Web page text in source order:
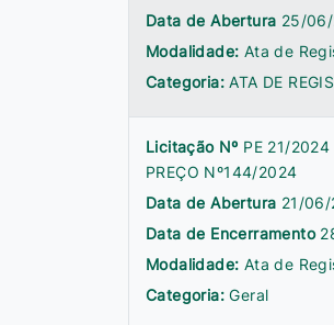
Data de Abertura 25/
Modalidade: Ata de
Categoria:ATA DE
Licitação Nº PE 21/2024
PREÇO Nº144/2024
Data de Abertura 21/
Data de Encerramento
Modalidade: Ata de
Categoria:Geral